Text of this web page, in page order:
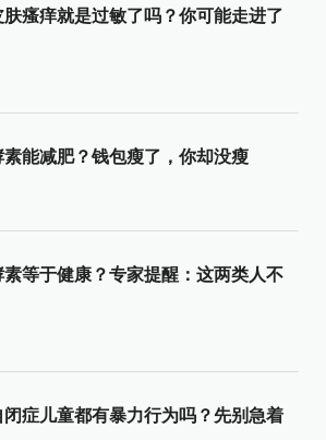
肤瘙痒就是过敏了吗？你可能走进了
素能减肥？钱包瘦了，你却没瘦
素等于健康？专家提醒：这两类人不
闭症儿童都有暴力行为吗？先别急着